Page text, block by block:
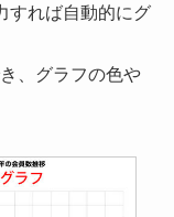
すれば自動的にグ
、グラフの色や